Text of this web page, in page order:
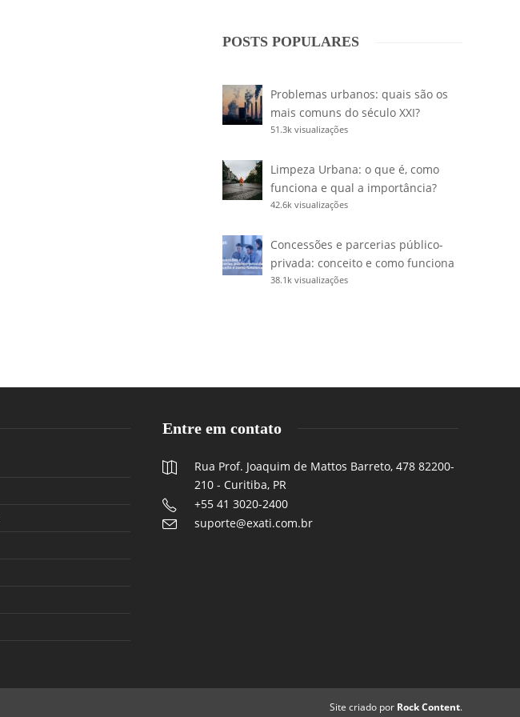
POSTS POPULARES
Problemas urbanos: quais são os
mais comuns do século XXI?
51.3k visualizações
Limpeza Urbana: o que é, como
funciona e qual a importância?
42.6k visualizações
Concessões e parcerias público-
privada: conceito e como funciona
38.1k visualizações
Entre em contato
Rua Prof. Joaquim de Mattos Barreto, 478 82200-
210 - Curitiba, PR
+55 41 3020-2400
suporte@exati.com.br
Site criado por Rock Content.